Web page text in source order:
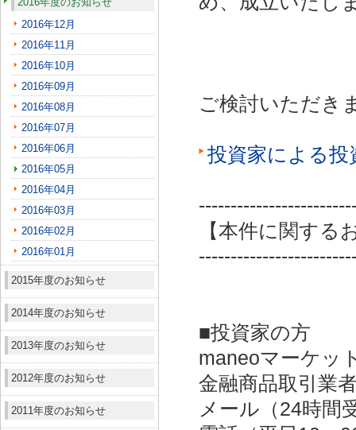
2016年12月
2016年11月
2016年10月
2016年09月
2016年08月
2016年07月
2016年06月
2016年05月
2016年04月
2016年03月
2016年02月
2016年01月
2015年度のお知らせ
2014年度のお知らせ
2013年度のお知らせ
2012年度のお知らせ
2011年度のお知らせ
ご検討いただき
投資家による
【本件に関する
■投資家の方
maneoマーケッ
金融商品取引業
メール（24時間